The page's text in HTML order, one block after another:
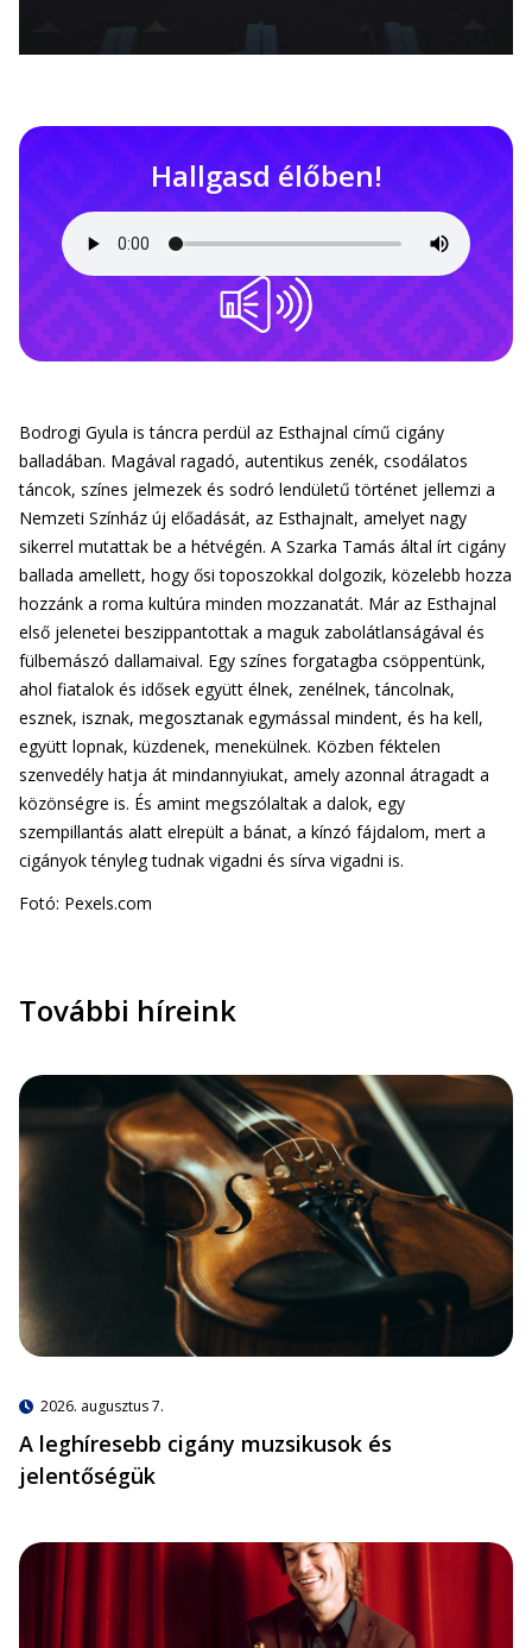
Hallgasd élőben!
Bodrogi Gyula is táncra perdül az Esthajnal című cigány
balladában. Magával ragadó, autentikus zenék, csodálatos
táncok, színes jelmezek és sodró lendületű történet jellemzi a
Nemzeti Színház új előadását, az Esthajnalt, amelyet nagy
sikerrel mutattak be a hétvégén. A Szarka Tamás által írt cigány
ballada amellett, hogy ősi toposzokkal dolgozik, közelebb hozza
hozzánk a roma kultúra minden mozzanatát. Már az Esthajnal
első jelenetei beszippantottak a maguk zabolátlanságával és
fülbemászó dallamaival. Egy színes forgatagba csöppentünk,
ahol fiatalok és idősek együtt élnek, zenélnek, táncolnak,
esznek, isznak, megosztanak egymással mindent, és ha kell,
együtt lopnak, küzdenek, menekülnek. Közben féktelen
szenvedély hatja át mindannyiukat, amely azonnal átragadt a
közönségre is. És amint megszólaltak a dalok, egy
szempillantás alatt elrepült a bánat, a kínzó fájdalom, mert a
cigányok tényleg tudnak vigadni és sírva vigadni is.
Fotó: Pexels.com
További híreink
2026. augusztus 7.
A leghíresebb cigány muzsikusok és
jelentőségük